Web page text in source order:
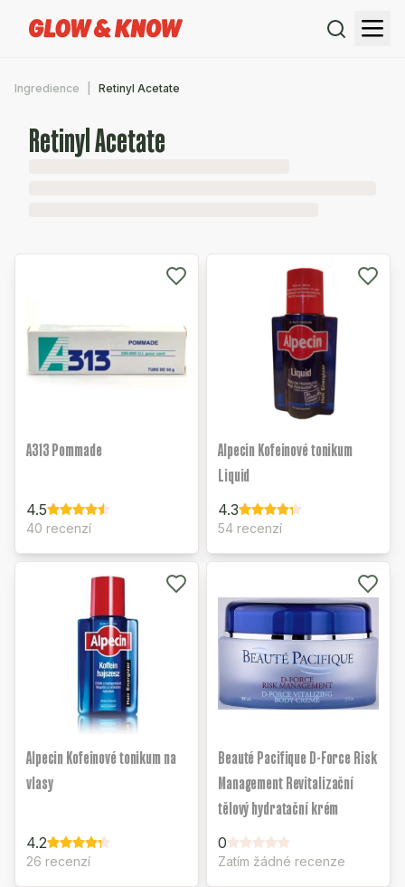
Ingredience Retinyl Acetate
Retinyl Acetate
A313 Pommade
4.5
40 recenzí
Alpecin Kofeinové tonikum
Liquid
4.3
54 recenzí
Alpecin Kofeinové tonikum na
vlasy
4.2
26 recenzí
Beauté Pacifique D-Force Risk
Management Revitalizační
tělový hydratační krém
0
Zatím žádné recenze